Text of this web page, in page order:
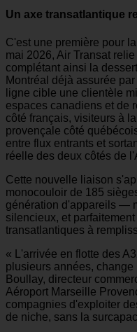
Un axe transatlantique
C'est une première pour
mai 2026, Air Transat
complétant ainsi la
Montréal déjà assurée
ligne cible une clientèle
espaces canadiens et de
côté français, visiteurs à
provençale côté
entre flux entrants et
réelle des deux côtés de
Cette nouvelle liaison
monocouloir de 185
génération d'appareils —
silencieux, et
transatlantiques à
« L'arrivée en flotte des
plusieurs années,
Boullay, directeur
Aéroport Marseille
compagnies d'exploiter
de niche, sans la